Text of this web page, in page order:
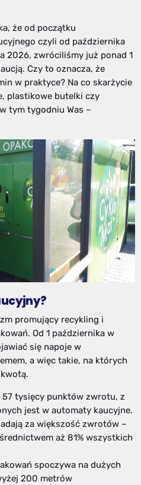
że od początku
czyli od października
2026, zwróciliśmy już ponad 1
Czy to oznacza, że
w praktyce? Na co skarżycie
plastikowe butelki czy
tym tygodniu Was –
promujący recykling i
Od 1 października w
się napoje w
a więc takie, na których
57 tysięcy punktów zwrotu, z
jest w automaty kaucyjne.
za większość zwrotów –
aż 81% wszystkich
spoczywa na dużych
200 metrów